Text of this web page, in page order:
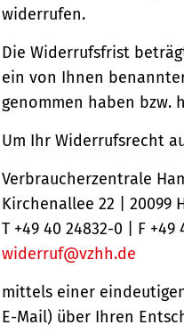
widerrufen.
Die Widerrufsfrist
ein von Ihnen
genommen haben bzw.
Um Ihr Widerrufsrecht
Verbraucherzentrale
Kirchenallee 22 | 20099
T +49 40 24832-0 | F +49
widerruf@vzhh.de
mittels einer
E-Mail) über Ihren